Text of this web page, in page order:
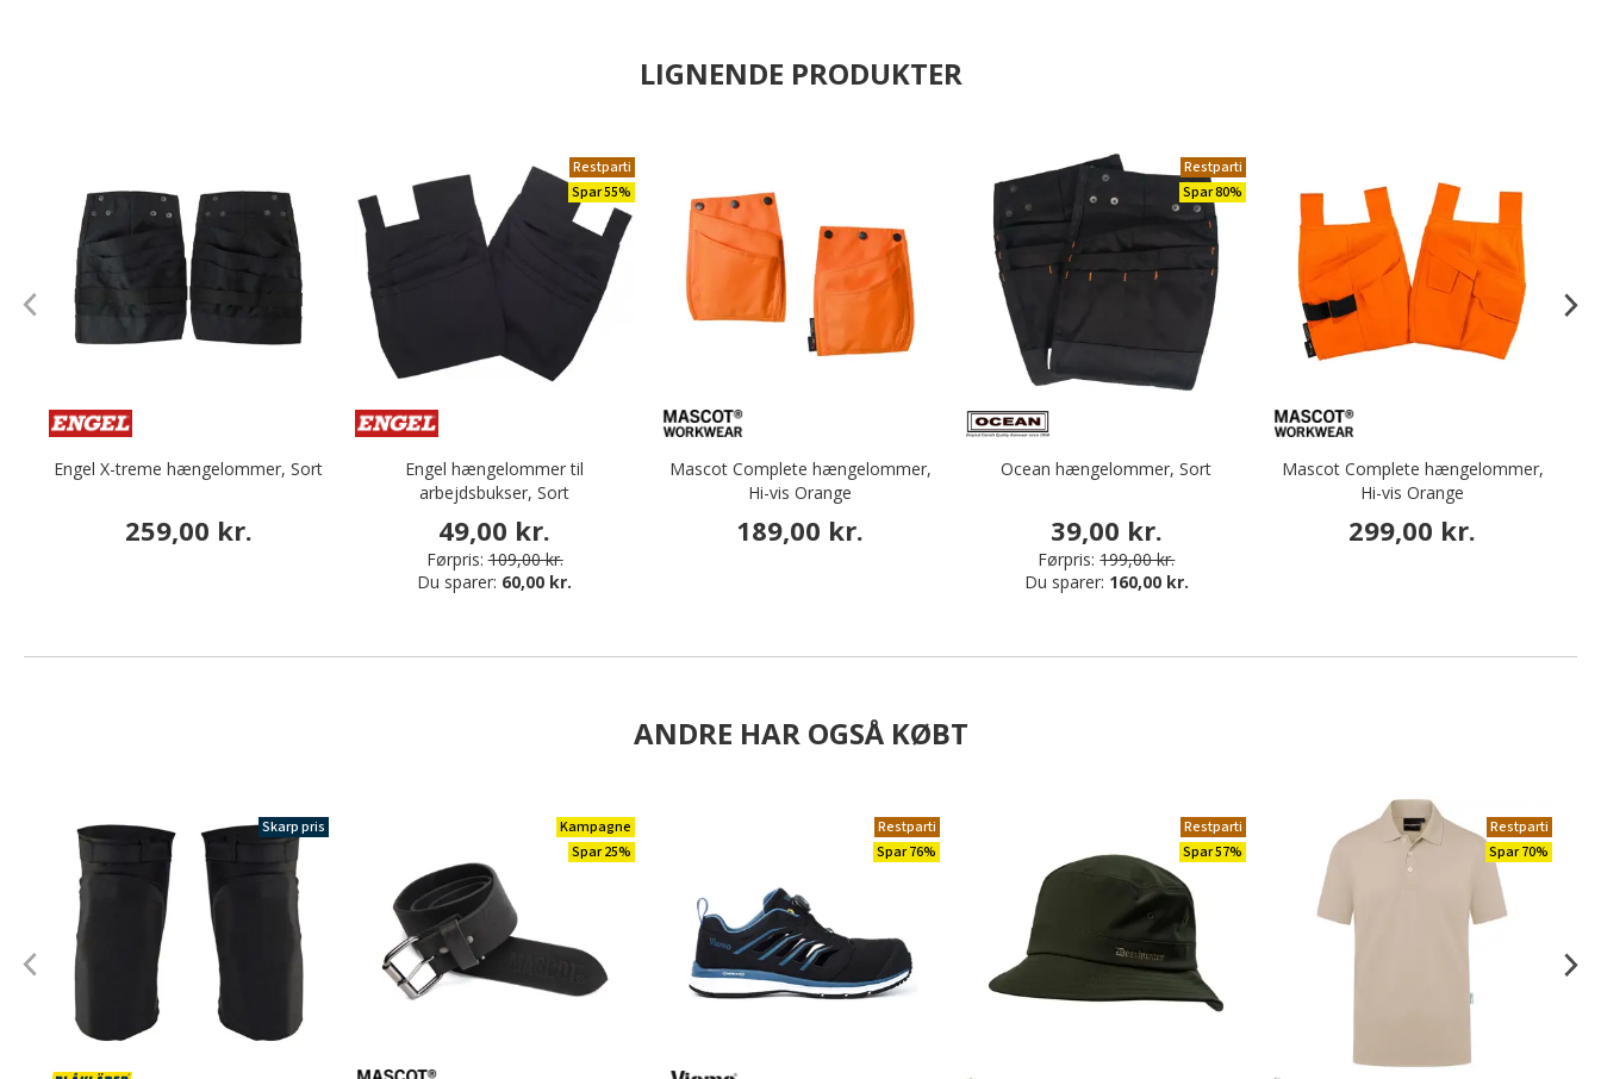
LIGNENDE PRODUKTER
Engel X-treme hængelommer, Sort
259,00 kr.
Restparti
Spar 55%
Engel hængelommer til
arbejdsbukser, Sort
49,00 kr.
Førpris: 109,00 kr.
Du sparer: 60,00 kr.
Mascot Complete hængelommer,
Hi-vis Orange
189,00 kr.
Restparti
Spar 80%
Ocean hængelommer, Sort
39,00 kr.
Førpris: 199,00 kr.
Du sparer: 160,00 kr.
Mascot Complete hængelommer,
Hi-vis Orange
299,00 kr.
ANDRE HAR OGSÅ KØBT
Skarp pris
Kampagne
Spar 25%
Restparti
Spar 76%
Restparti
Spar 57%
Restparti
Spar 70%